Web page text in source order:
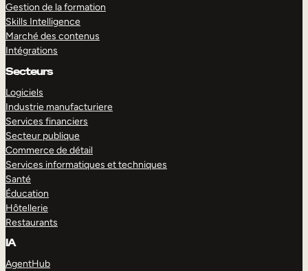
Gestion de la formation
Skills Intelligence
Marché des contenus
Intégrations
Secteurs
Logiciels
Industrie manufacturiere
Services financiers
Secteur publique
Commerce de détail
Services informatiques et techniques
Santé
Éducation
Hôtellerie
Restaurants
IA
AgentHub